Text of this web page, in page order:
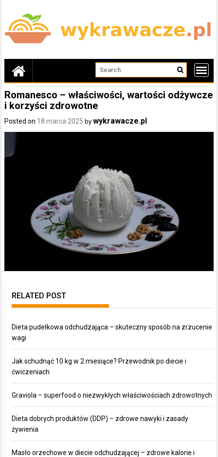
content
Romanesco – właściwości, wartości odżywcze
i korzyści zdrowotne
Posted on 18 marca 2025 bywykrawacze.pl
RELATED POST
Dieta pudełkowa odchudzająca – skuteczny sposób na zrzucenie
wagi
Jak schudnąć 10 kg w 2 miesiące? Przewodnik po diecie i
ćwiczeniach
Graviola – superfood o niezwykłych właściwościach zdrowotnych
Dieta dobrych produktów (DDP) – zdrowe nawyki i zasady
żywienia
Masło orzechowe w diecie odchudzającej – zdrowe kalorie i